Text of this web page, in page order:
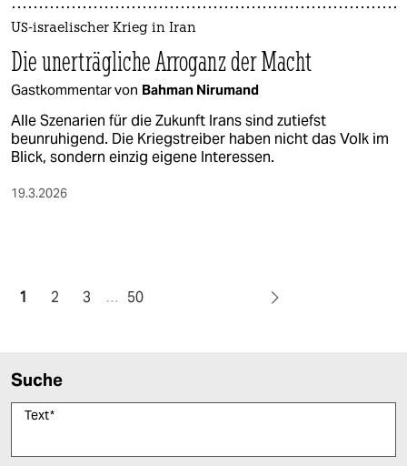
US-israelischer Krieg in Iran
Die unerträgliche Arroganz der Macht
Gastkommentar von Bahman Nirumand
Alle Szenarien für die Zukunft Irans sind zutiefst
beunruhigend. Die Kriegstreiber haben nicht das Volk im
Blick, sondern einzig eigene Interessen.
19.3.2026
1 2 3 … 50
Suche
Text*